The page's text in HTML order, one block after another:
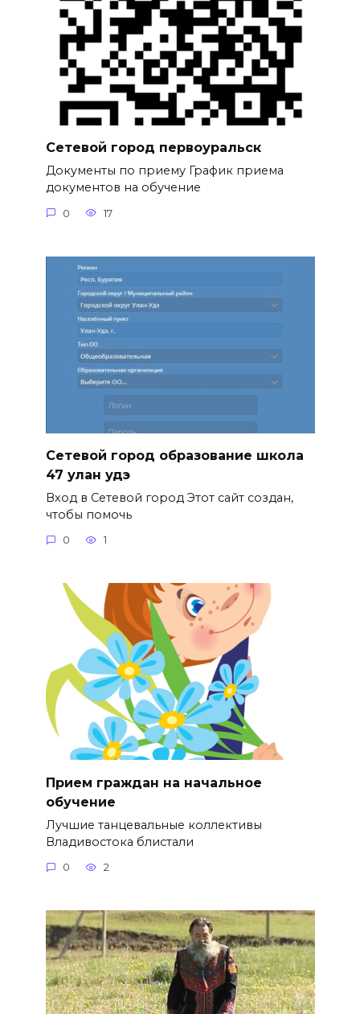
Сетевой город первоуральск
Документы по приему График приема
документов на обучение
0 17
Сетевой город образование школа
47 улан удэ
Вход в Сетевой город Этот сайт создан,
чтобы помочь
0 1
Прием граждан на начальное
обучение
Лучшие танцевальные коллективы
Владивостока блистали
0 2